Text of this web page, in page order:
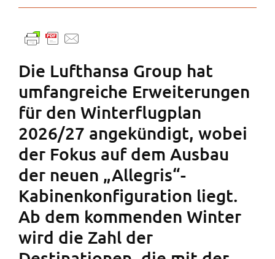
Die Lufthansa Group hat
umfangreiche Erweiterungen
für den Winterflugplan
2026/27 angekündigt, wobei
der Fokus auf dem Ausbau
der neuen „Allegris“-
Kabinenkonfiguration liegt.
Ab dem kommenden Winter
wird die Zahl der